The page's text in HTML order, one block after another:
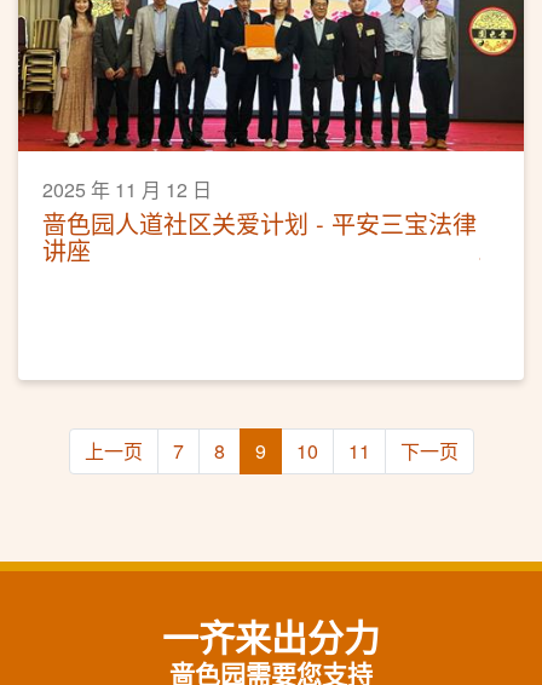
2025 年 11 月 12 日
啬色园人道社区关爱计划 - 平安三宝法律
讲座
上一页 7 8 9 10 11 下一页
一齐来出分力
啬色园需要您支持